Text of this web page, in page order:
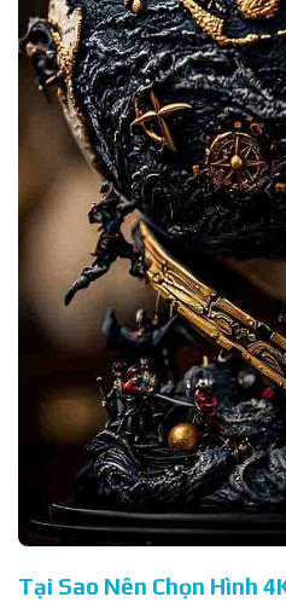
Tại Sao Nên Chọn Hình